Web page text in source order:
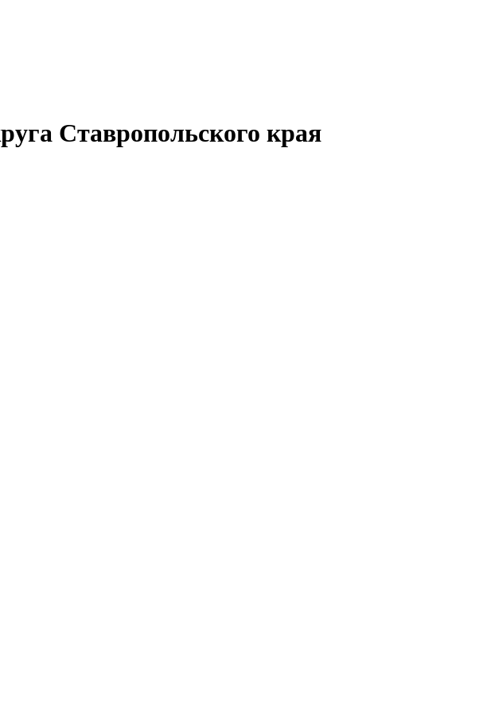
Ставропольского края